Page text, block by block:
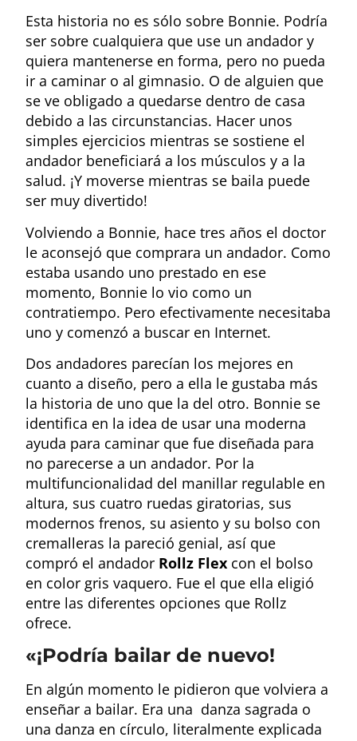
Esta historia no es sólo sobre Bonnie. Podría
ser sobre cualquiera que use un andador y
quiera mantenerse en forma, pero no pueda
ir a caminar o al gimnasio. O de alguien que
se ve obligado a quedarse dentro de casa
debido a las circunstancias. Hacer unos
simples ejercicios mientras se sostiene el
andador beneficiará a los músculos y a la
salud. ¡Y moverse mientras se baila puede
ser muy divertido!
Volviendo a Bonnie, hace tres años el doctor
le aconsejó que comprara un andador. Como
estaba usando uno prestado en ese
momento, Bonnie lo vio como un
contratiempo. Pero efectivamente necesitaba
uno y comenzó a buscar en Internet.
Dos andadores parecían los mejores en
cuanto a diseño, pero a ella le gustaba más
la historia de uno que la del otro. Bonnie se
identifica en la idea de usar una moderna
ayuda para caminar que fue diseñada para
no parecerse a un andador. Por la
multifuncionalidad del manillar regulable en
altura, sus cuatro ruedas giratorias, sus
modernos frenos, su asiento y su bolso con
cremalleras la pareció genial, así que
compró el andador Rollz Flex con el bolso
en color gris vaquero. Fue el que ella eligió
entre las diferentes opciones que Rollz
ofrece.
«¡Podría bailar de nuevo!
En algún momento le pidieron que volviera a
enseñar a bailar. Era una danza sagrada o
una danza en círculo, literalmente explicada